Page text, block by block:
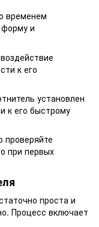
временем
и
к его
установлен
к его быстрому
проверяйте
при первых
проста и
Процесс включает